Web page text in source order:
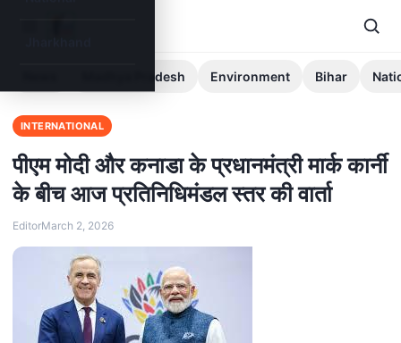
Madhya Pradesh Environment Bihar
INTERNATIONAL
पीएम मोदी और कनाडा के प्रधानमंत्री मार्क कार्नी
के बीच आज प्रतिनिधिमंडल स्‍तर की वार्ता
EditorMarch 2, 2026